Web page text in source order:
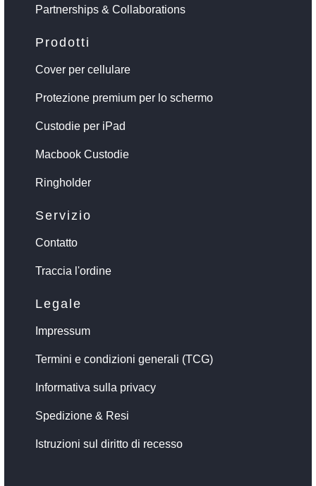
Partnerships & Collaborations
Prodotti
Cover per cellulare
Protezione premium per lo schermo
Custodie per iPad
Macbook Custodie
Ringholder
Servizio
Contatto
Traccia l'ordine
Legale
Impressum
Termini e condizioni generali (TCG)
Informativa sulla privacy
Spedizione & Resi
Istruzioni sul diritto di recesso